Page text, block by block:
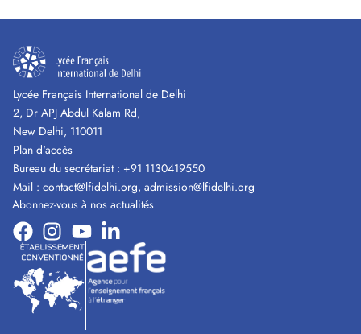
Lycée Français International de Delhi
2, Dr APJ Abdul Kalam Rd,
New Delhi, 110011
Plan d'accès
Bureau du secrétariat : +91 1130419550
Mail : contact@lfidelhi.org, admission@lfidelhi.org
Abonnez-vous à nos actualités